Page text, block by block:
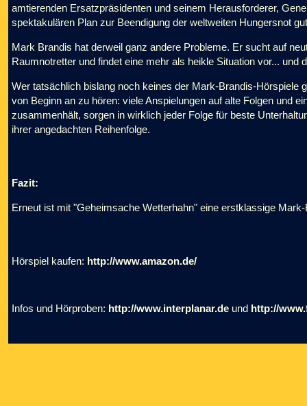
amtierenden Ersatzpräsidenten und seinem Herausforderer,
spektakulären Plan zur Beendigung der weltweiten Hungersnot
Mark Brandis hat derweil ganz andere Probleme. Er sucht auf
Raumnotretter und findet eine mehr als heikle Situation vor...
Wer tatsächlich bislang noch keines der Mark-Brandis-Hörspiele
von Beginn an zu hören: viele Anspielungen auf alte Folgen und
zusammenhält, sorgen in wirklich jeder Folge für beste
ihrer angedachten Reihenfolge.
Fazit:
Erneut ist mit "Geheimsache Wetterhahn" eine erstklassige
Hörspiel kaufen: http://www.amazon.de/
Infos und Hörproben: http://www.interplanar.de und http://